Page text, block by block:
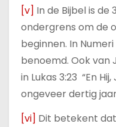
[v] In de Bijbel is
ondergrens om de
beginnen. In
benoemd. Ook van
in Lukas 3:23 “En
ongeveer dertig
[vi] Dit betekent